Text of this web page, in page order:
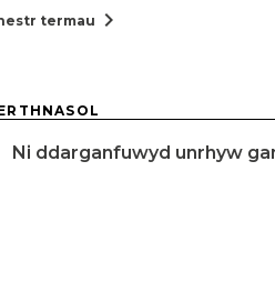
termau chevron_right
Ni ddarganfuwyd unrhyw